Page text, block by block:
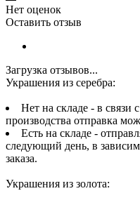
Нет оценок
Оставить отзыв
Загрузка отзывов...
Украшения из серебра:
Нет на складе - в связи
производства отправка
Есть на складе -
следующий день, в
заказа.
Украшения из золота: